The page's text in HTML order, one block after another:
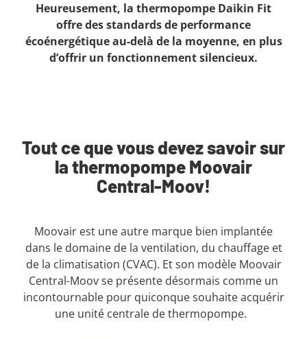
Heureusement, la thermopompe Daikin Fit
offre des standards de performance
écoénergétique au-delà de la moyenne, en plus
d’offrir un fonctionnement silencieux.
Tout ce que vous devez savoir sur
la thermopompe Moovair
Central-Moov!
Moovair est une autre marque bien implantée
dans le domaine de la ventilation, du chauffage et
de la climatisation (CVAC). Et son modèle Moovair
Central-Moov se présente désormais comme un
incontournable pour quiconque souhaite acquérir
une unité centrale de thermopompe.